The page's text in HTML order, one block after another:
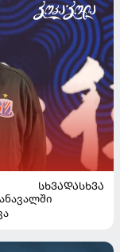
ᲡᲮᲕᲐᲓᲐᲡᲮᲕᲐ